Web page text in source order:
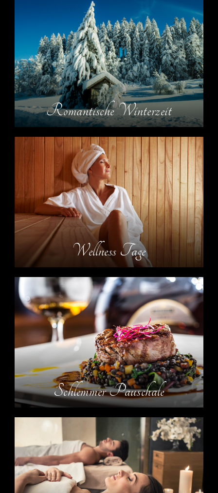
Romantische Winterzeit
Wellness Tage
Schlemmer Pauschale